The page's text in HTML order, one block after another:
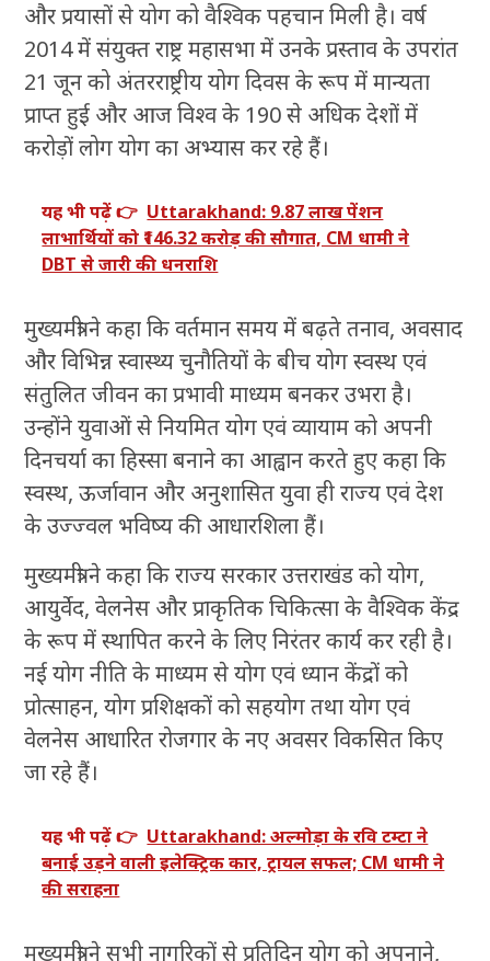
और प्रयासों से योग को वैश्विक पहचान मिली है। वर्ष
2014 में संयुक्त राष्ट्र महासभा में उनके प्रस्ताव के उपरांत
21 जून को अंतरराष्ट्रीय योग दिवस के रूप में मान्यता
प्राप्त हुई और आज विश्व के 190 से अधिक देशों में
करोड़ों लोग योग का अभ्यास कर रहे हैं।
यह भी पढ़ें 👉 Uttarakhand: 9.87 लाख पेंशन
लाभार्थियों को ₹146.32 करोड़ की सौगात, CM धामी ने
DBT से जारी की धनराशि
मुख्यमंत्री ने कहा कि वर्तमान समय में बढ़ते तनाव, अवसाद
और विभिन्न स्वास्थ्य चुनौतियों के बीच योग स्वस्थ एवं
संतुलित जीवन का प्रभावी माध्यम बनकर उभरा है।
उन्होंने युवाओं से नियमित योग एवं व्यायाम को अपनी
दिनचर्या का हिस्सा बनाने का आह्वान करते हुए कहा कि
स्वस्थ, ऊर्जावान और अनुशासित युवा ही राज्य एवं देश
के उज्ज्वल भविष्य की आधारशिला हैं।
मुख्यमंत्री ने कहा कि राज्य सरकार उत्तराखंड को योग,
आयुर्वेद, वेलनेस और प्राकृतिक चिकित्सा के वैश्विक केंद्र
के रूप में स्थापित करने के लिए निरंतर कार्य कर रही है।
नई योग नीति के माध्यम से योग एवं ध्यान केंद्रों को
प्रोत्साहन, योग प्रशिक्षकों को सहयोग तथा योग एवं
वेलनेस आधारित रोजगार के नए अवसर विकसित किए
जा रहे हैं।
यह भी पढ़ें 👉 Uttarakhand: अल्मोड़ा के रवि टम्टा ने
बनाई उड़ने वाली इलेक्ट्रिक कार, ट्रायल सफल; CM धामी ने
की सराहना
मुख्यमंत्री ने सभी नागरिकों से प्रतिदिन योग को अपनाने,